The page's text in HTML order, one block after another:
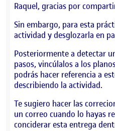
Raquel, gracias por
Sin embargo, para esta
actividad y desglozarla en
Posteriormente a detectar
pasos, vincúlalos a los
podrás hacer referencia a
describiendo la actividad.
Te sugiero hacer las
un correo cuando lo hayas
conciderar esta entrega